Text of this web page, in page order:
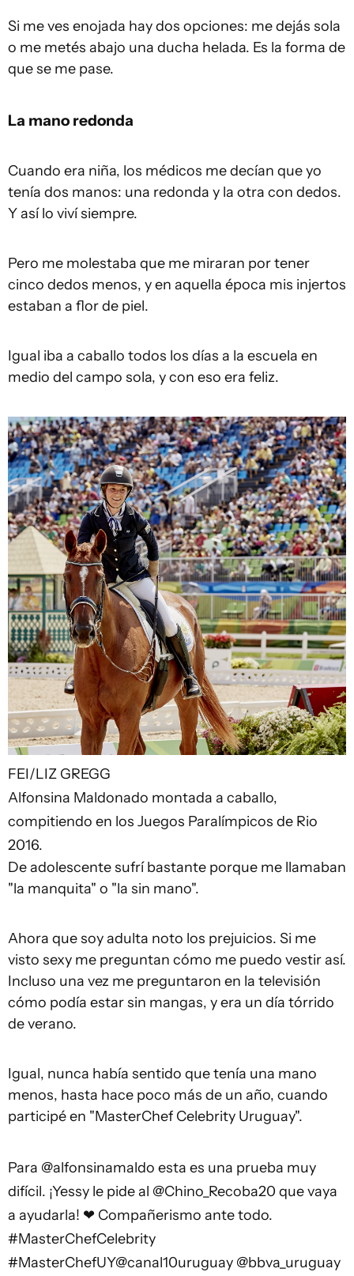
Si me ves enojada hay dos opciones: me dejás sola
o me metés abajo una ducha helada. Es la forma de
que se me pase.
La mano redonda
Cuando era niña, los médicos me decían que yo
tenía dos manos: una redonda y la otra con dedos.
Y así lo viví siempre.
Pero me molestaba que me miraran por tener
cinco dedos menos, y en aquella época mis injertos
estaban a flor de piel.
Igual iba a caballo todos los días a la escuela en
medio del campo sola, y con eso era feliz.
FEI/LIZ GREGG
Alfonsina Maldonado montada a caballo,
compitiendo en los Juegos Paralímpicos de Rio
2016.
De adolescente sufrí bastante porque me llamaban
"la manquita" o "la sin mano".
Ahora que soy adulta noto los prejuicios. Si me
visto sexy me preguntan cómo me puedo vestir así.
Incluso una vez me preguntaron en la televisión
cómo podía estar sin mangas, y era un día tórrido
de verano.
Igual, nunca había sentido que tenía una mano
menos, hasta hace poco más de un año, cuando
participé en "MasterChef Celebrity Uruguay".
Para @alfonsinamaldo esta es una prueba muy
difícil. ¡Yessy le pide al @Chino_Recoba20 que vaya
a ayudarla! ❤ Compañerismo ante todo.
#MasterChefCelebrity
#MasterChefUY@canal10uruguay @bbva_uruguay